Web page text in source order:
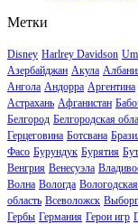
Метки
Disney Harlrey Davidson
Азербайджан Акула
Ангола Андорра Аргентина
Астрахань Афганистан
Белгород Белгородская
Герцеговина Ботсвана
Фасо Бурундук Бурятия
Венгрия Венесуэла
Волна Вологда
область Всеволожск Выборг
Гербы Германия Герои игр